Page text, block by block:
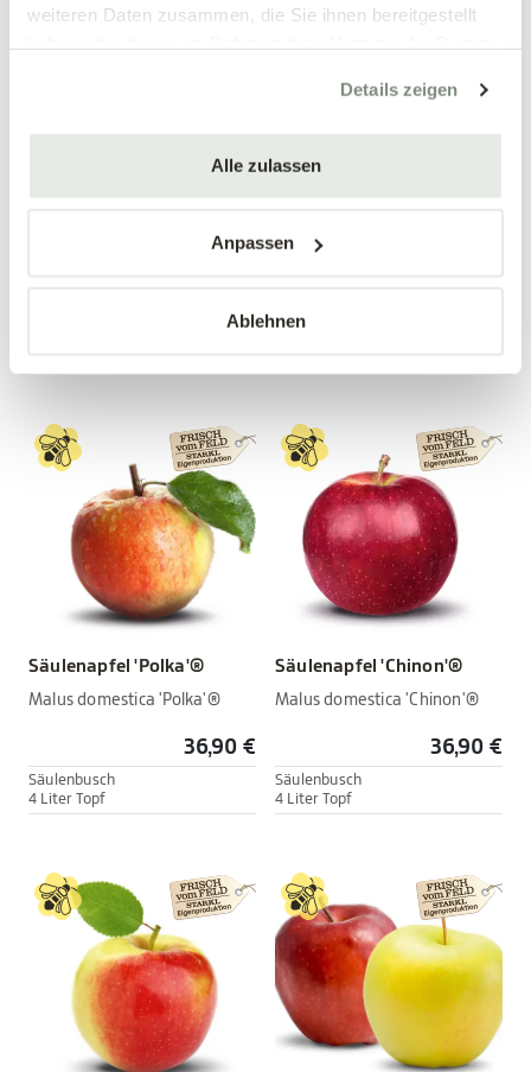
weiteren Daten zusammen, die Sie ihnen bereitgestellt
Details zeigen
Alle zulassen
Anpassen
Ablehnen
4 Liter Topf
Malus domestica 'Villandry'®
Säulenbusch
4 Liter Topf
Säulenapfel 'Polka'®
Malus domestica 'Polka'®
36,90 €
Säulenbusch
4 Liter Topf
Säulenapfel 'Chinon'®
Malus domestica 'Chinon'®
36,90 €
Säulenbusch
4 Liter Topf